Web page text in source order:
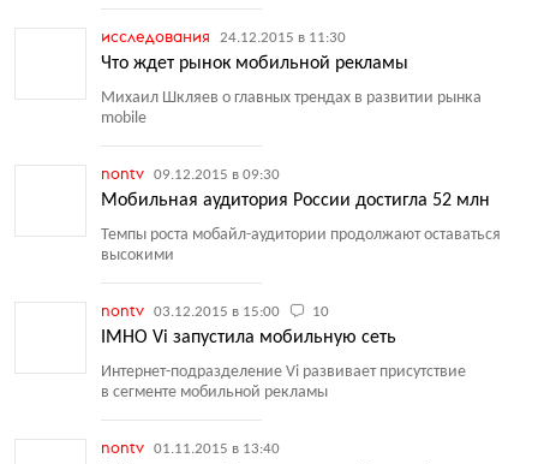
исследования 24.12.2015 в 11:30
Что ждет рынок мобильной рекламы
Михаил Шкляев о главных трендах в развитии рынка
mobile
nontv 09.12.2015 в 09:30
Мобильная аудитория России достигла 52 млн
Темпы роста мобайл-аудитории продолжают оставаться
высокими
nontv 03.12.2015 в 15:00 10
IMHO Vi запустила мобильную сеть
Интернет-подразделение Vi развивает присутствие
в сегменте мобильной рекламы
nontv 01.11.2015 в 13:40